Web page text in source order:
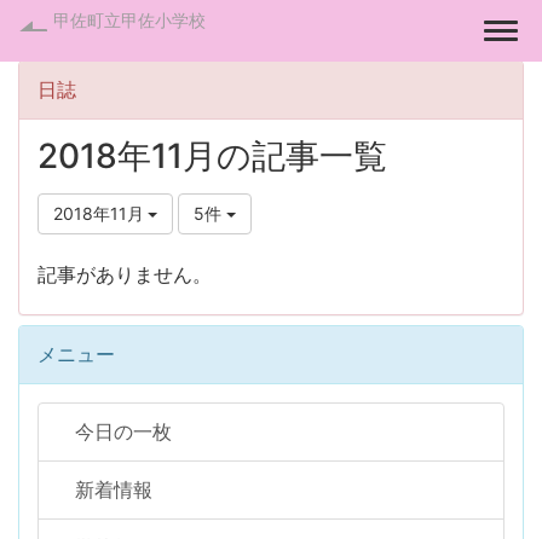
甲佐町立甲佐小学校
日誌
2018年11月の記事一覧
2018年11月 5件
記事がありません。
メニュー
今日の一枚
新着情報